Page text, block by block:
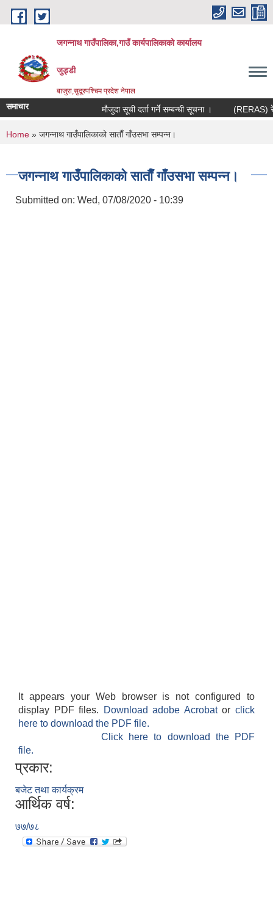
Skip to main content
जगन्नाथ गाउँपालिका,गाउँ कार्यपालिकाको कार्यालय
जुड्डी
बाजुरा,सुदूरपश्चिम प्रदेश नेपाल
समाचार मौजुदा सूची दर्ता गर्ने सम्बन्धी सूचना । (RERAS)
You are here
Home » जगन्नाथ गाउँपालिकाको साताैँ गाँउसभा सम्पन्न।
जगन्नाथ गाउँपालिकाको साताैँ गाँउसभा सम्पन्न।
Submitted on: Wed, 07/08/2020 - 10:39
It appears your Web browser is not configured to
display PDF files.
Download adobe Acrobatorclick
here to download the PDF file.
Click here to download the PDF
file.
प्रकार:
बजेट तथा कार्यक्रम
आर्थिक वर्ष:
७७/७८